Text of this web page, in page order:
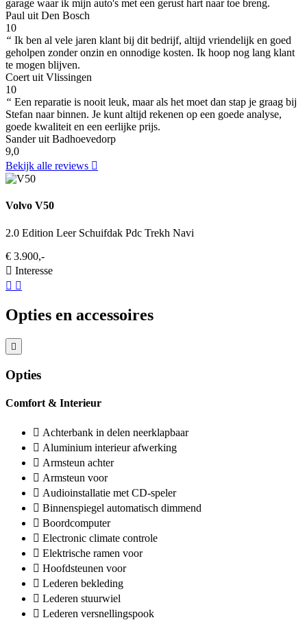
garage waar ik mijn auto's met een gerust hart naar toe breng.
Paul uit Den Bosch
10
“ Ik ben al vele jaren klant bij dit bedrijf, altijd vriendelijk en goed
geholpen zonder onzin en onnodige kosten. Ik hoop nog lang klant
te mogen blijven.
Coert uit Vlissingen
10
“ Een reparatie is nooit leuk, maar als het moet dan stap je graag bij
Stefan naar binnen. Je kunt altijd rekenen op een goede analyse,
goede kwaliteit en een eerlijke prijs.
Sander uit Badhoevedorp
9,0
Bekijk alle reviews
Volvo V50
2.0 Edition Leer Schuifdak Pdc Trekh Navi
€ 3.900,-
Interesse
Opties en accessoires
Opties
Comfort & Interieur
Achterbank in delen neerklapbaar
Aluminium interieur afwerking
Armsteun achter
Armsteun voor
Audioinstallatie met CD-speler
Binnenspiegel automatisch dimmend
Boordcomputer
Electronic climate controle
Elektrische ramen voor
Hoofdsteunen voor
Lederen bekleding
Lederen stuurwiel
Lederen versnellingspook